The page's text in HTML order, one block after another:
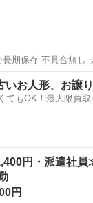
出 ...
期保存 不具合無し
ルサイズ52✕40セ
畳めます
テーブル テー
いお人形、お譲
てもOK！最大限買取
円・派遣社員
円